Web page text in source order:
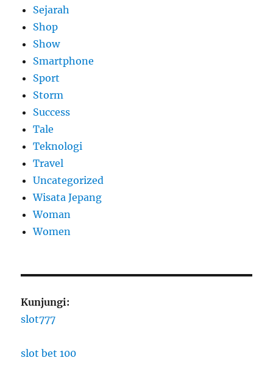
Sejarah
Shop
Show
Smartphone
Sport
Storm
Success
Tale
Teknologi
Travel
Uncategorized
Wisata Jepang
Woman
Women
Kunjungi:
slot777
slot bet 100